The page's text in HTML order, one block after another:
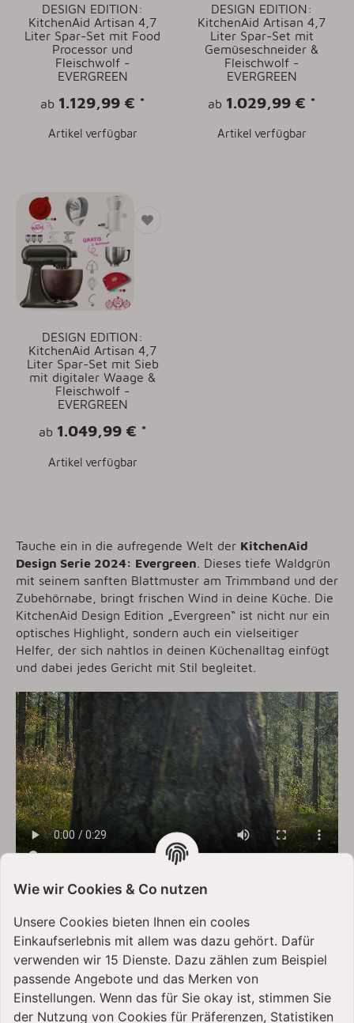
DESIGN EDITION:
KitchenAid Artisan 4,7
Liter Spar-Set mit Food
Processor und
Fleischwolf -
EVERGREEN
ab 1.129,99 € *
Artikel verfügbar
DESIGN EDITION:
KitchenAid Artisan 4,7
Liter Spar-Set mit
Gemüseschneider &
Fleischwolf -
EVERGREEN
ab 1.029,99 € *
Artikel verfügbar
DESIGN EDITION:
KitchenAid Artisan 4,7
Liter Spar-Set mit Sieb
mit digitaler Waage &
Fleischwolf -
EVERGREEN
ab 1.049,99 € *
Artikel verfügbar
Tauche ein in die aufregende Welt der KitchenAid
Design Serie 2024: Evergreen . Dieses tiefe Waldgrün
mit seinem sanften Blattmuster am Trimmband und der
Zubehörnabe, bringt frischen Wind in deine Küche. Die
KitchenAid Design Edition „Evergreen“ ist nicht nur ein
optisches Highlight, sondern auch ein vielseitiger
Helfer, der sich nahtlos in deinen Küchenalltag einfügt
und dabei jedes Gericht mit Stil begleitet.
Mit ihrer einzigartigen waldgrünen Farbgebung, welche
setzt die „Evergreen“ ein Statement für Natürlichkeit
und zeitlosen Stil. Inspiriert von der Kraft und Schönheit
der Natur, öffnet diese Farbe deine Sinne für neue
kulinarische Erlebnisse.
Freu dich auf die unendliche Kreativität, welche die
KitchenAid Design Serie „Evergreen“in deine Küche
Wie wir Cookies & Co nutzen
Unsere Cookies bieten Ihnen ein cooles
Einkaufserlebnis mit allem was dazu gehört. Dafür
verwenden wir 15 Dienste. Dazu zählen zum Beispiel
passende Angebote und das Merken von
Einstellungen. Wenn das für Sie okay ist, stimmen Sie
der Nutzung von Cookies für Präferenzen, Statistiken